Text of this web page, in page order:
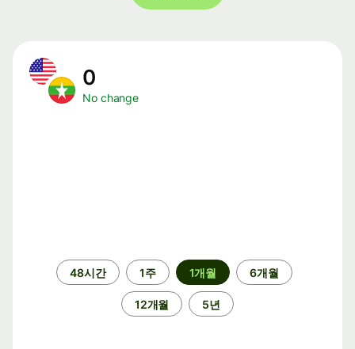
0
No change
48시간 1주 1개월 6개월
12개월 5년